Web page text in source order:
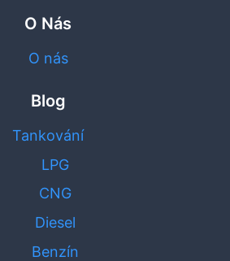
O Nás
O nás
Blog
Tankování
LPG
CNG
Diesel
Benzín